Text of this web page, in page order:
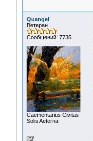
Quangel
Ветеран
Сообщений: 7735
Сaementarius Civitas
Solis Aeterna